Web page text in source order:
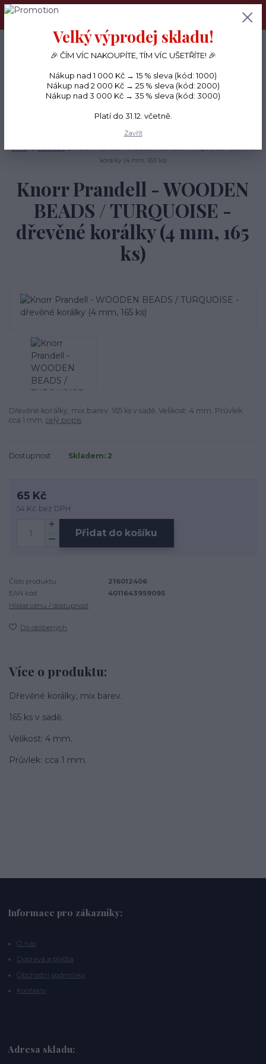
PŘÁNÍČKA a PAPÍROVÉ DÁRKY odesílám každý den, KREATIVNÍ
Menu
CZK
+420 734 380 930
(Po-Ne, 8-20 hod.)
korálky (4 mm, 165 ks)
Knorr Prandell - WOODEN
BEADS / TURQUOISE -
dřevěné korálky (4 mm, 165
ks)
Dřevěné korálky, mix barev. 165 ks v sadě. Velikost: 4 mm. Průvlek:
cca 1 mm. celý popis
Dostupnost Skladem: 2
65 Kč
54 Kč bez DPH
Přidat do košíku
Číslo produktu:
216012406
EAN kód:
4011643959095
Hlídat cenu / dostupnost
Do oblíbených
Více o produktu:
Dřevěné korálky, mix barev.
165 ks v sadě.
Velikost: 4 mm.
Průvlek: cca 1 mm.
Informace pro zákazníky:
O nás
Doprava a platba
Obchodní podmínky
Kontakty
Adresa skladu:
Velký výprodej skladu!
🎉 ČÍM VÍC NAKOUPÍTE, TÍM VÍC UŠETŘÍTE! 🎉
Nákup nad 1 000 Kč → 15 % sleva (kód: 1000)
Nákup nad 2 000 Kč → 25 % sleva (kód: 2000)
Nákup nad 3 000 Kč → 35 % sleva (kód: 3000)
Platí do 31.12. včetně.
Zavřít